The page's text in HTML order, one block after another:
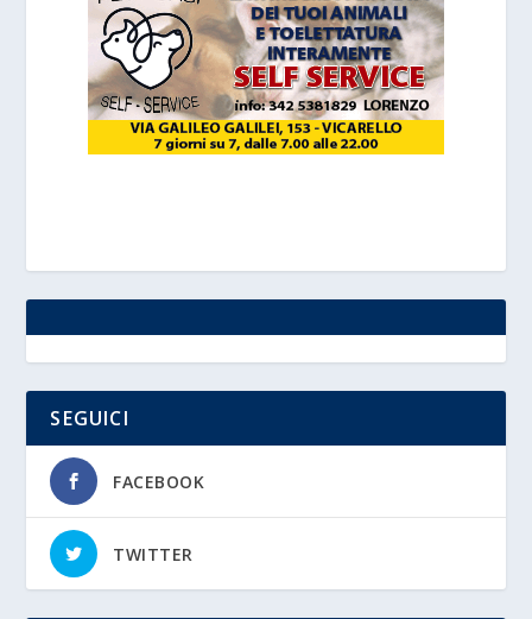
SEGUICI
FACEBOOK
TWITTER